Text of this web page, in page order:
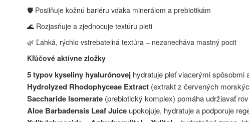
🛡️ Posilňuje kožnú bariéru vďaka minerálom a prebiotikám
🌊 Rozjasňuje a zjednocuje textúru pleti
🌿 Ľahká, rýchlo vstrebateľná textúra – nezanecháva mastný pocit
Kľúčové aktívne zložky
5 typov kyseliny hyalurónovej hydratuje pleť viacerými spôsobmi
Hydrolyzed Rhodophyceae Extract (extrakt z červených
Saccharide Isomerate (prebiotický komplex) pomáha udržiavať
Aloe Barbadensis Leaf Juice upokojuje, hydratuje a podporuje